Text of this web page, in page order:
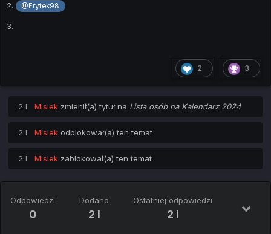
2. @Frytek98
3.
2 3
2 l Misiek zmienił(a) tytuł na Lista osób na Kalendarz 2024
2 l Misiek odblokował(a) ten temat
2 l Misiek zablokował(a) ten temat
Odpowiedzi
0
Dodano
2 l
Ostatniej odpowiedzi
2 l